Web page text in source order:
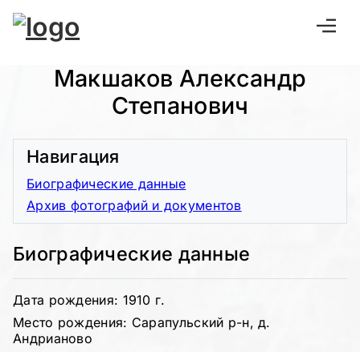
Макшаков Александр
Степанович
Биографические данные
Дата рождения: 1910 г.
Место рождения: Сарапульский р-н, д.
Андрианово
Навигация
Биографические данные
Архив фотографий и документов